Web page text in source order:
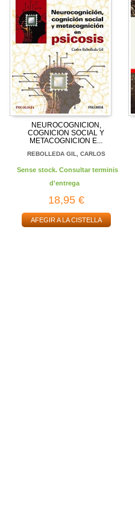
NEUROCOGNICION,
COGNICION SOCIAL Y
METACOGNICION E...
REBOLLEDA GIL, CARLOS
Sense stock. Consultar terminis
d'entrega
18,95 €
AFEGIR A LA CISTELLA